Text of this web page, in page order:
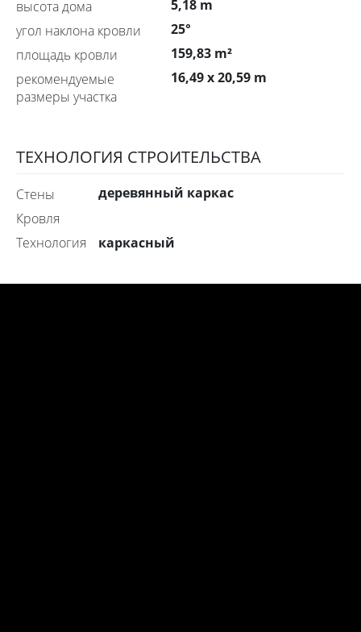
высота дома
5,18 m
угол наклона кровли
25°
площадь кровли
159,83 m²
рекомендуемые
размеры участка
16,49 x 20,59 m
ТЕХНОЛОГИЯ СТРОИТЕЛЬСТВА
стены
деревянный каркас
Кровля
технология
каркасный